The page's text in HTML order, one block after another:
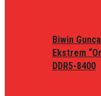
Biwin
Ekstrem
DDR5-8400